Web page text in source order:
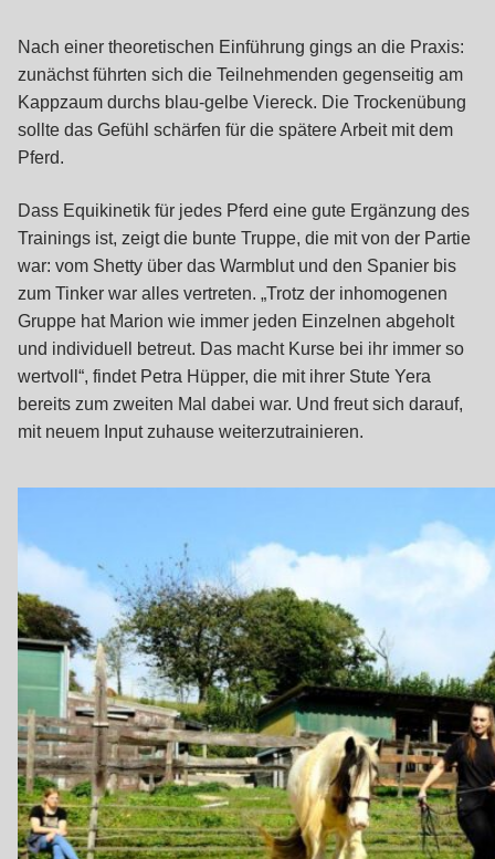
Nach einer theoretischen Einführung gings an die Praxis:
zunächst führten sich die Teilnehmenden gegenseitig am
Kappzaum durchs blau-gelbe Viereck. Die Trockenübung
sollte das Gefühl schärfen für die spätere Arbeit mit dem
Pferd.
Dass Equikinetik für jedes Pferd eine gute Ergänzung des
Trainings ist, zeigt die bunte Truppe, die mit von der Partie
war: vom Shetty über das Warmblut und den Spanier bis
zum Tinker war alles vertreten. „Trotz der inhomogenen
Gruppe hat Marion wie immer jeden Einzelnen abgeholt
und individuell betreut. Das macht Kurse bei ihr immer so
wertvoll“, findet Petra Hüpper, die mit ihrer Stute Yera
bereits zum zweiten Mal dabei war. Und freut sich darauf,
mit neuem Input zuhause weiterzutrainieren.